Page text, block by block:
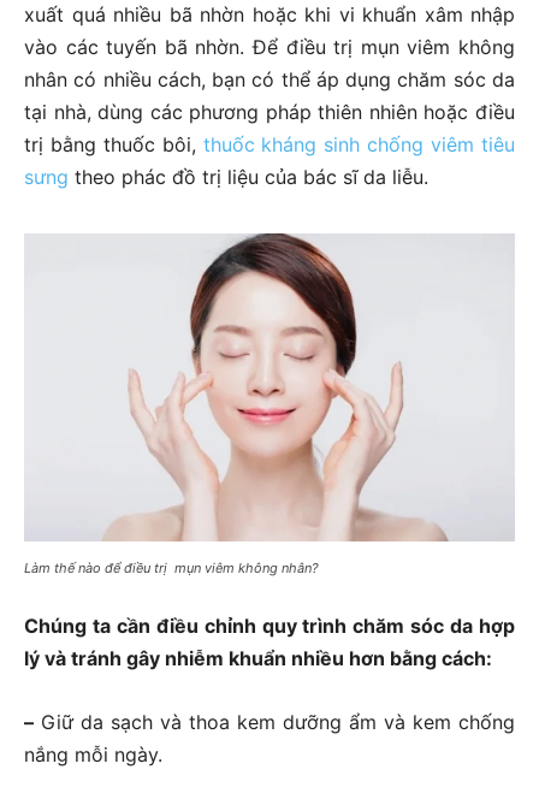
xuất quá nhiều bã nhờn hoặc khi vi khuẩn xâm nhập
vào các tuyến bã nhờn. Để điều trị mụn viêm không
nhân có nhiều cách, bạn có thể áp dụng chăm sóc da
tại nhà, dùng các phương pháp thiên nhiên hoặc điều
trị bằng thuốc bôi, thuốc kháng sinh chống viêm tiêu
sưng theo phác đồ trị liệu của bác sĩ da liễu.
Làm thế nào để điều trị mụn viêm không nhân?
Chúng ta cần điều chỉnh quy trình chăm sóc da hợp
lý và tránh gây nhiễm khuẩn nhiều hơn bằng cách:
– Giữ da sạch và thoa kem dưỡng ẩm và kem chống
nắng mỗi ngày.